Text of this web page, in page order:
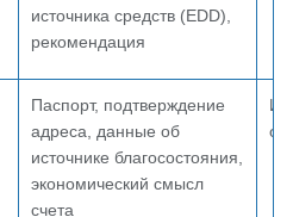
источника средств (EDD),
рекомендация
Паспорт, подтверждение
адреса, данные об
источнике благосостояния,
экономический смысл
счета
от